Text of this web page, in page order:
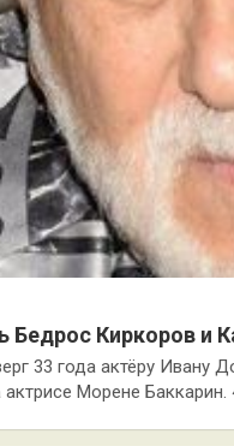
Бедрос Киркоров и
33 года актёру Ивану
Морене